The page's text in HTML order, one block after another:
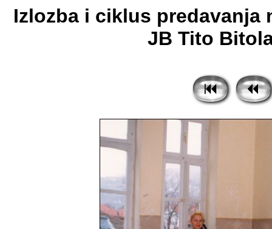
Izlozba i ciklus predavanja
JB Tito